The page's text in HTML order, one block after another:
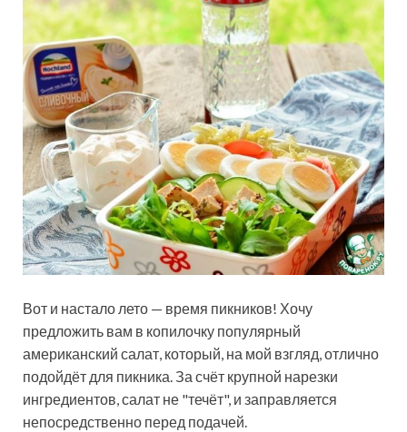
Вот и настало лето — время пикников! Хочу
предложить вам в копилочку популярный
американский салат, который, на мой взгляд, отлично
подойдёт для пикника. За счёт крупной нарезки
ингредиентов, салат не "течёт", и заправляется
непосредственно перед подачей.